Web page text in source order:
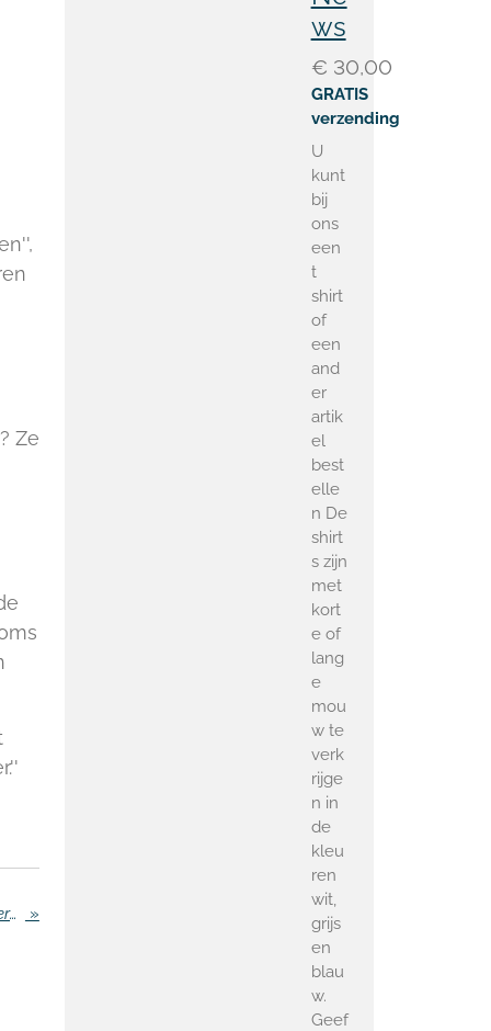
Ze
Intern politie-onderzoek wijst uit: ernstig plichtsverzuim »
ws
€ 30,00
GRATIS
verzending
U
kunt
bij
ons
een
t
shirt
of
een
and
er
artik
el
best
elle
n De
shirt
s zijn
met
kort
e of
lang
e
mou
w te
verk
rijge
n in
de
kleu
ren
wit,
grijs
en
blau
w.
Geef